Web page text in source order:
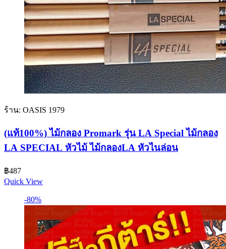
ร้าน: OASIS 1979
(แท้100%) ไม้กลอง Promark รุ่น LA Special ไม้กลอง
LA SPECIAL หัวไม้ ไม้กลองLA หัวไนล่อน
฿487
Quick View
-80%